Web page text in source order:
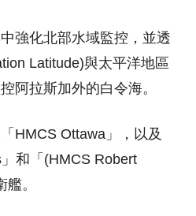
強化北部水域監控，並透
Latitude)與太平洋地區
阿拉斯加外的白令海。
HMCS Ottawa」，以及
和「(HMCS Robert
。